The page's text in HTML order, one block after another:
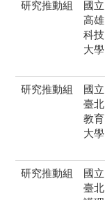
研究推動組
國立
高雄
科技
大學
研究推動組
國立
臺北
教育
大學
研究推動組
國立
臺北